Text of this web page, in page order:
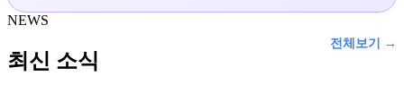
NEWS
최신 소식
전체보기 →